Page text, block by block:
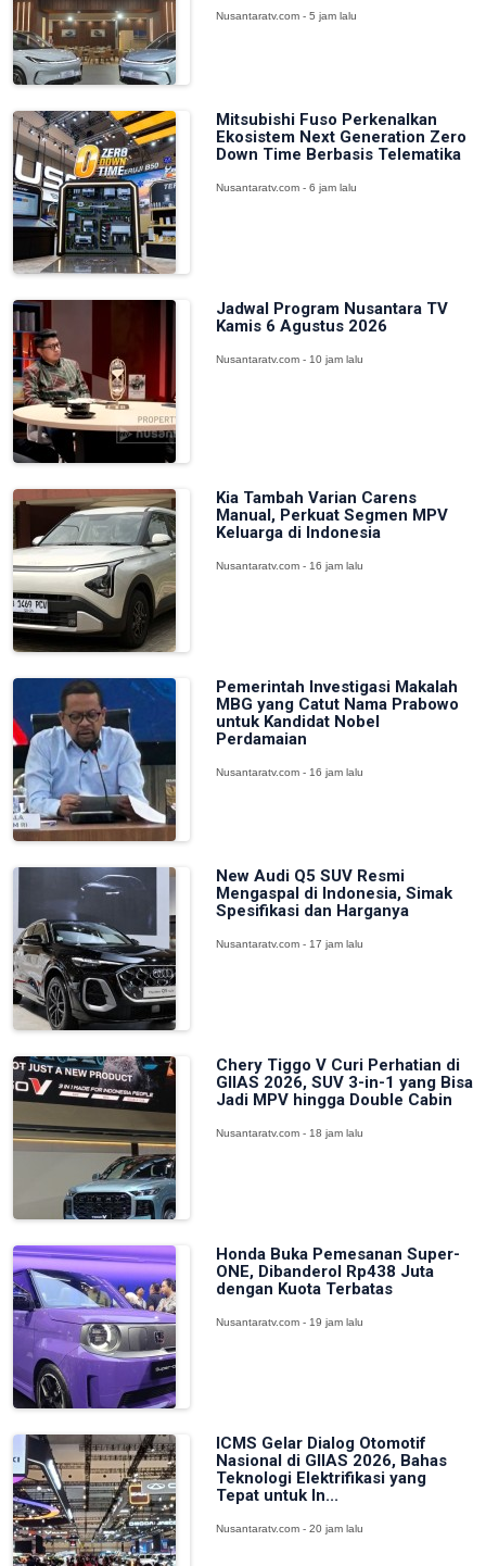
Nusantaratv.com - 5 jam lalu
Mitsubishi Fuso Perkenalkan
Ekosistem Next Generation Zero
Down Time Berbasis Telematika
Nusantaratv.com - 6 jam lalu
Jadwal Program Nusantara TV
Kamis 6 Agustus 2026
Nusantaratv.com - 10 jam lalu
Kia Tambah Varian Carens
Manual, Perkuat Segmen MPV
Keluarga di Indonesia
Nusantaratv.com - 16 jam lalu
Pemerintah Investigasi Makalah
MBG yang Catut Nama Prabowo
untuk Kandidat Nobel
Perdamaian
Nusantaratv.com - 16 jam lalu
New Audi Q5 SUV Resmi
Mengaspal di Indonesia, Simak
Spesifikasi dan Harganya
Nusantaratv.com - 17 jam lalu
Chery Tiggo V Curi Perhatian di
GIIAS 2026, SUV 3-in-1 yang Bisa
Jadi MPV hingga Double Cabin
Nusantaratv.com - 18 jam lalu
Honda Buka Pemesanan Super-
ONE, Dibanderol Rp438 Juta
dengan Kuota Terbatas
Nusantaratv.com - 19 jam lalu
ICMS Gelar Dialog Otomotif
Nasional di GIIAS 2026, Bahas
Teknologi Elektrifikasi yang
Tepat untuk In...
Nusantaratv.com - 20 jam lalu